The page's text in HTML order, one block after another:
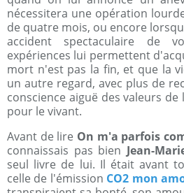
nécessitera une opération
de quatre mois, ou encore
accident spectaculaire de
expériences lui permettent
mort n'est pas la fin, et que la
un autre regard, avec plus de
conscience aiguë des valeurs
pour le vivant.
Avant de lire On m'a parfois
connaissais pas bien Jean-
seul livre de lui. Il était avant
celle de l'émission CO2 mon